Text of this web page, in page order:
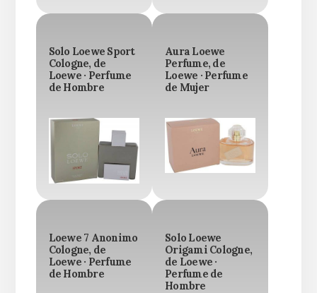
Solo Loewe Sport
Cologne, de
Loewe · Perfume
de Hombre
Aura Loewe
Perfume, de
Loewe · Perfume
de Mujer
Loewe 7 Anonimo
Cologne, de
Loewe · Perfume
de Hombre
Solo Loewe
Origami Cologne,
de Loewe ·
Perfume de
Hombre